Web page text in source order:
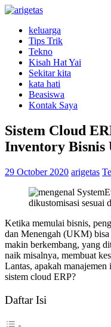
keluarga
Tips Trik
Tekno
Kisah Hat Yai
Sekitar kita
kata hati
Beasiswa
Kontak Saya
Sistem Cloud
Inventory Bisnis
29 October 2020 arigetas
Ketika memulai bisnis,
dan Menengah (UKM) bisa
makin berkembang, yang
naik misalnya, membuat
Lantas, apakah
sistem cloud ERP?
Daftar Isi